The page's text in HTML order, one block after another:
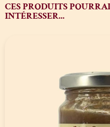
CES PRODUITS
INTÉRESSER...